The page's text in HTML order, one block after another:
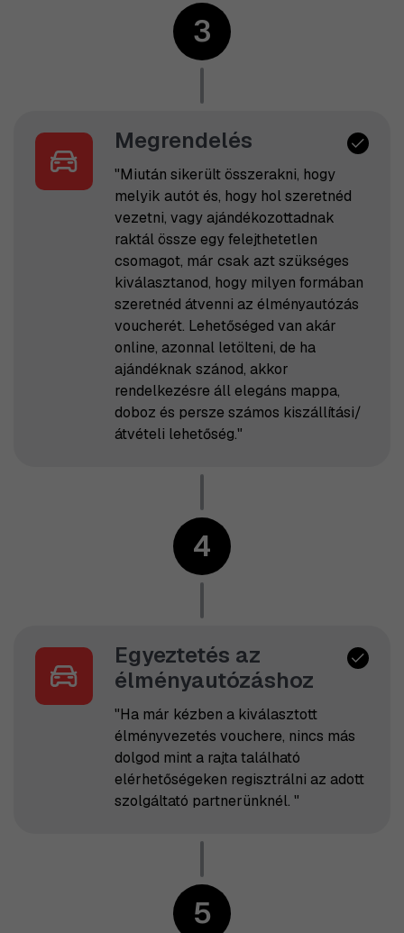
3
Megrendelés
"Miután sikerült összerakni, hogy
melyik autót és, hogy hol szeretnéd
vezetni, vagy ajándékozottadnak
raktál össze egy felejthetetlen
csomagot, már csak azt szükséges
kiválasztanod, hogy milyen formában
szeretnéd átvenni az élményautózás
voucherét. Lehetőséged van akár
online, azonnal letölteni, de ha
ajándéknak szánod, akkor
rendelkezésre áll elegáns mappa,
doboz és persze számos kiszállítási/
átvételi lehetőség."
4
Egyeztetés az
élményautózáshoz
"Ha már kézben a kiválasztott
élményvezetés vouchere, nincs más
dolgod mint a rajta található
elérhetőségeken regisztrálni az adott
szolgáltató partnerünknél. "
5